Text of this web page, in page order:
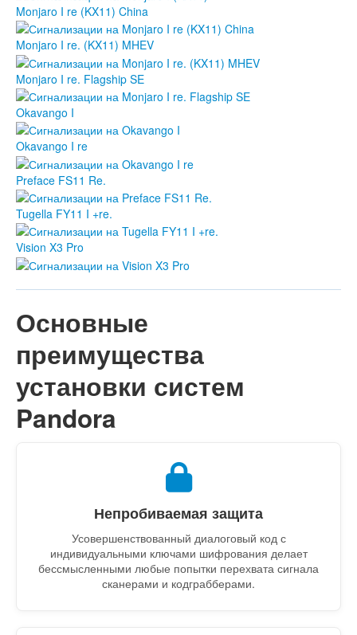
Monjaro I re (KX11) China
Monjaro I re. (KX11) MHEV
Monjaro I re. Flagship SE
Okavango I
Okavango I re
Preface FS11 Re.
Tugella FY11 I +re.
Vision X3 Pro
Основные
преимущества
установки систем
Pandora
Непробиваемая защита
Усовершенствованный диалоговый код с
индивидуальными ключами шифрования делает
бессмысленными любые попытки перехвата сигнала
сканерами и кодграбберами.